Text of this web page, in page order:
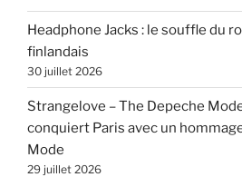
Headphone Jacks : le souffle du
finlandais
30 juillet 2026
Strangelove – The Depeche
conquiert Paris avec un
Mode
29 juillet 2026